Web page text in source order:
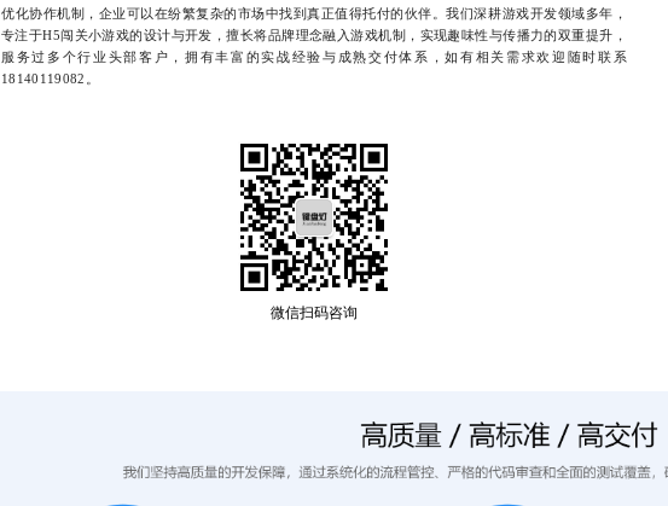
优化协作机制，企业可以在纷繁复杂的市场中找到真正值得托付的伙伴。我们深耕游戏开发领域多年，
专注于H5闯关小游戏的设计与开发，擅长将品牌理念融入游戏机制，实现趣味性与传播力的双重提升，
服务过多个行业头部客户，拥有丰富的实战经验与成熟交付体系，如有相关需求欢迎随时联系
18140119082。
微信扫码咨询